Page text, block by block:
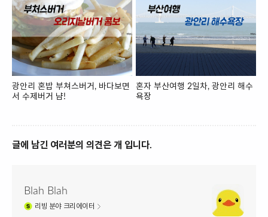
광안리 혼밥 부쳐스버거, 바다보면
서 수제버거 냠!
혼자 부산여행 2일차, 광안리 해수
욕장
글에 남긴 여러분의 의견은 개 입니다.
Blah Blah
리빙 분야 크리에이터